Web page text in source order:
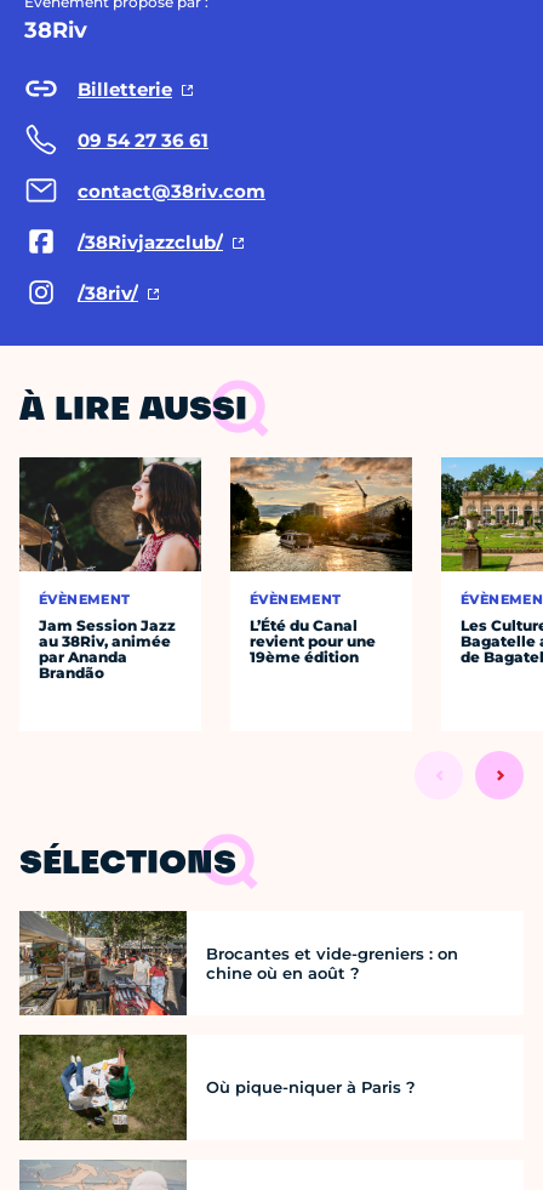
38Riv
Billetterie
09 54 27 36 61
contact@38riv.com
/38Rivjazzclub/
/38riv/
À LIRE AUSSI
ÉVÈNEMENT
Jam Session Jazz
au 38Riv, animée
par Ananda
Brandão
ÉVÈNEMENT
L’Été du Canal
revient pour une
19ème édition
Les
Bagatelle
de
SÉLECTIONS
Brocantes et vide-greniers : on
chine où en août ?
Où pique-niquer à Paris ?